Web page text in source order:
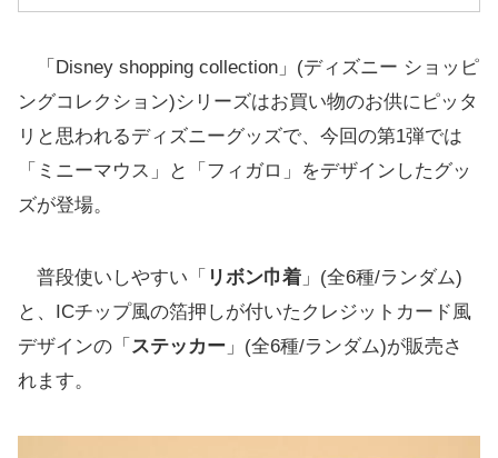
「Disney shopping collection」(ディズニー ショッピ
ングコレクション)シリーズはお買い物のお供にピッタ
リと思われるディズニーグッズで、今回の第1弾では
「ミニーマウス」と「フィガロ」をデザインしたグッ
ズが登場。
普段使いしやすい「 リボン巾着 」(全6種/ランダム)
と、ICチップ風の箔押しが付いたクレジットカード風
デザインの「 ステッカー 」(全6種/ランダム)が販売さ
れます。